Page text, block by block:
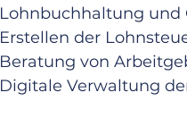
Lohnbuchhaltung und
Erstellen der
Beratung von
Digitale Verwaltung